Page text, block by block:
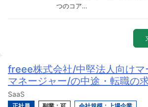
つのコア…
freee株式会社/中堅法人向けマ
マネージャー/の中途・転職の
SaaS